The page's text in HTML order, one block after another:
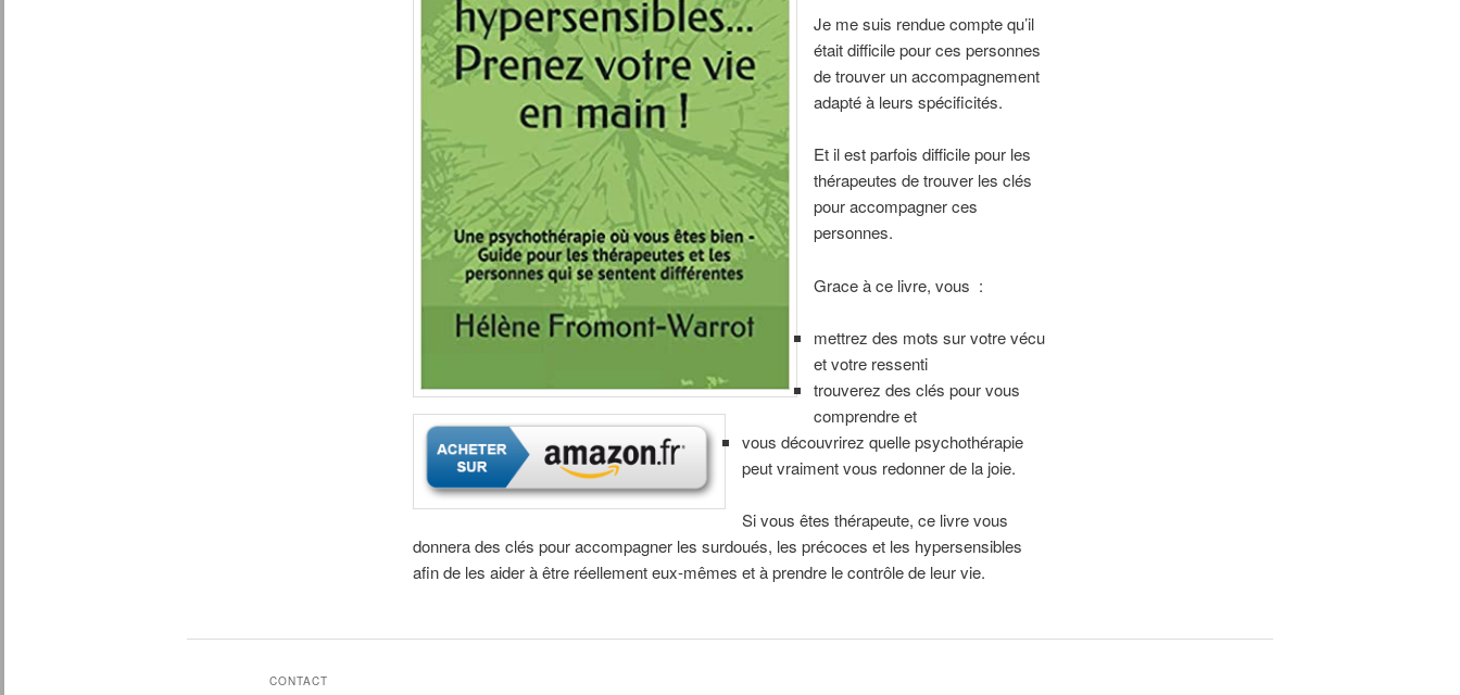
Je me suis rendue compte qu’il
était difficile pour ces personnes
de trouver un accompagnement
adapté à leurs spécificités.
Et il est parfois difficile pour les
thérapeutes de trouver les clés
pour accompagner ces
personnes.
Grace à ce livre, vous :
mettrez des mots sur votre vécu
et votre ressenti
trouverez des clés pour vous
comprendre et
vous découvrirez quelle psychothérapie
peut vraiment vous redonner de la joie.
Si vous êtes thérapeute, ce livre vous
donnera des clés pour accompagner les surdoués, les précoces et les hypersensibles
afin de les aider à être réellement eux-mêmes et à prendre le contrôle de leur vie.
CONTACT